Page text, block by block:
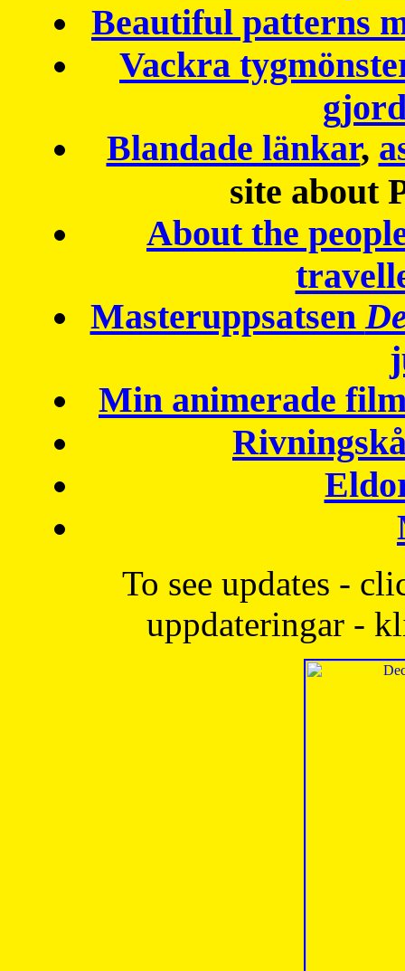
Beautiful patterns
Vackra
Blandade länkar,
site about
About the
Masteruppsatsen
Min animerade
To see updates -
uppdateringar -